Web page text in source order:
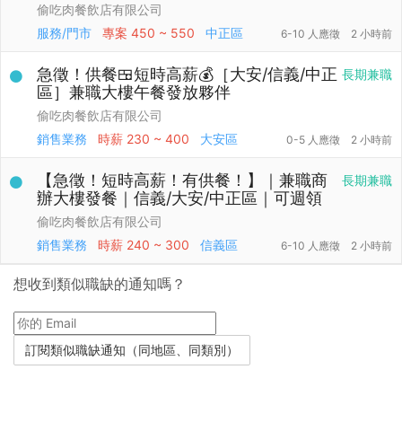
偷吃肉餐飲店有限公司
服務/門市
專案 450 ~ 550 中正區 6-10 人應徵 2 小時前
長期兼職
急徵！供餐🍱短時高薪💰［大安/信義/中正
區］兼職大樓午餐發放夥伴
偷吃肉餐飲店有限公司
銷售業務
時薪 230 ~ 400 大安區 0-5 人應徵 2 小時前
長期兼職
【急徵！短時高薪！有供餐！】｜兼職商
辦大樓發餐｜信義/大安/中正區｜可週領
偷吃肉餐飲店有限公司
銷售業務
時薪 240 ~ 300 信義區 6-10 人應徵 2 小時前
想收到類似職缺的通知嗎？